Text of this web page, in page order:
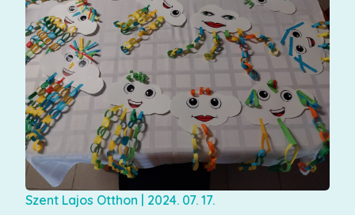
Szent Lajos Otthon | 2024. 07. 17.